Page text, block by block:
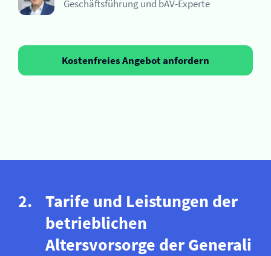
Geschäftsführung und bAV-Experte
Kostenfreies Angebot anfordern
Tarife und Leistungen der
betrieblichen
Altersvorsorge der Generali